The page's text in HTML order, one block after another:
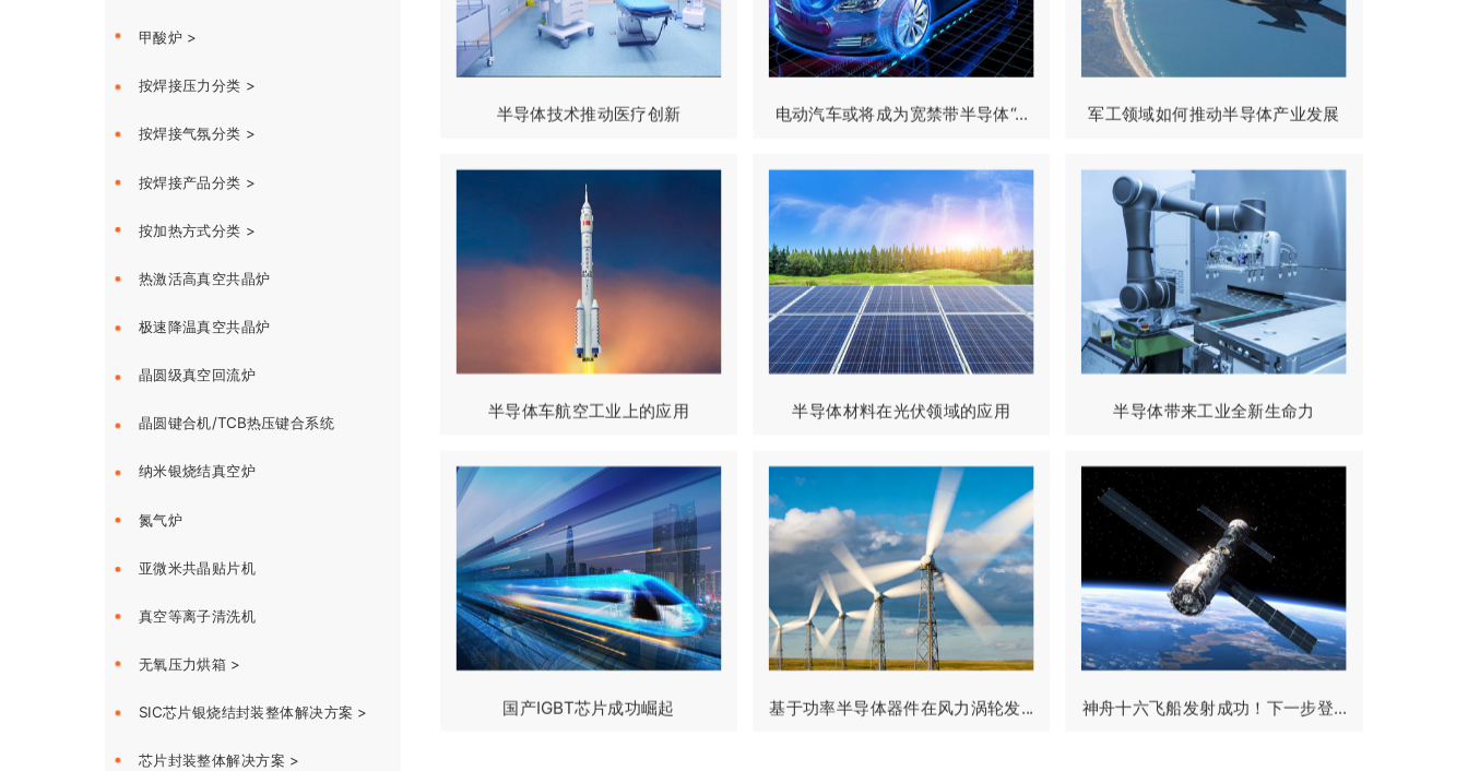
半导体技术推动医疗创新 电动汽车或将成为宽禁带半导体“... 军工领域如何推动半导体产业发展
半导体车航空工业上的应用 半导体材料在光伏领域的应用 半导体带来工业全新生命力
国产IGBT芯片成功崛起 基于功率半导体器件在风力涡轮发... 神舟十六飞船发射成功！下一步登...
甲酸炉 >
按焊接压力分类 >
按焊接气氛分类 >
按焊接产品分类 >
按加热方式分类 >
热激活高真空共晶炉
极速降温真空共晶炉
晶圆级真空回流炉
晶圆键合机/TCB热压键合系统
纳米银烧结真空炉
氮气炉
亚微米共晶贴片机
真空等离子清洗机
无氧压力烘箱 >
SIC芯片银烧结封装整体解决方案 >
芯片封装整体解决方案 >